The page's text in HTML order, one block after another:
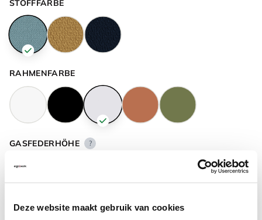
Deze website maakt gebruik van cookies
STOFFFARBE
RAHMENFARBE
GASFEDERHÖHE ?